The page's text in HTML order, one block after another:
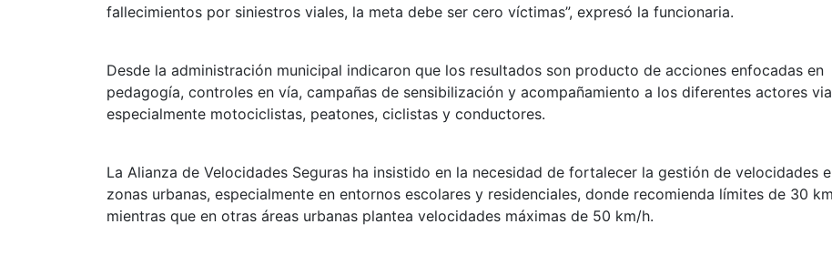
fallecimientos por siniestros viales, la meta debe ser cero víctimas”, expresó la funcionaria.
Desde la administración municipal indicaron que los resultados son producto de acciones enfocadas en
pedagogía, controles en vía, campañas de sensibilización y acompañamiento a los diferentes actores
especialmente motociclistas, peatones, ciclistas y conductores.
La Alianza de Velocidades Seguras ha insistido en la necesidad de fortalecer la gestión de velocidades
zonas urbanas, especialmente en entornos escolares y residenciales, donde recomienda límites de 30
mientras que en otras áreas urbanas plantea velocidades máximas de 50 km/h.